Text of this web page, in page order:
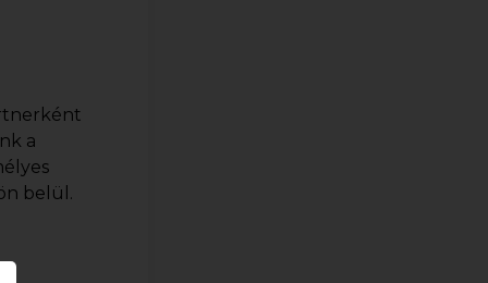
a
belül.